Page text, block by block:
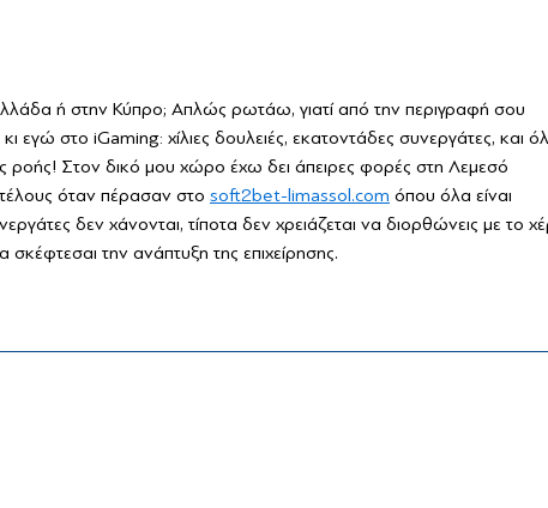
ή στην Κύπρο; Απλώς ρωτάω, γιατί από την περιγραφή σου
εγώ στο iGaming: χίλιες δουλειές, εκατοντάδες συνεργάτες, και
ροής! Στον δικό μου χώρο έχω δει άπειρες φορές στη Λεμεσό
όταν πέρασαν στο soft2bet-limassol.com όπου όλα είναι
δεν χάνονται, τίποτα δεν χρειάζεται να διορθώνεις με το
σκέφτεσαι την ανάπτυξη της επιχείρησης.